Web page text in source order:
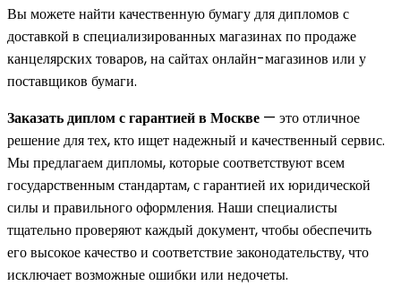
Вы можете найти качественную бумагу для дипломов с
доставкой в специализированных магазинах по продаже
канцелярских товаров, на сайтах онлайн-магазинов или у
поставщиков бумаги.
Заказать диплом с гарантией в Москве — это отличное
решение для тех, кто ищет надежный и качественный сервис.
Мы предлагаем дипломы, которые соответствуют всем
государственным стандартам, с гарантией их юридической
силы и правильного оформления. Наши специалисты
тщательно проверяют каждый документ, чтобы обеспечить
его высокое качество и соответствие законодательству, что
исключает возможные ошибки или недочеты.